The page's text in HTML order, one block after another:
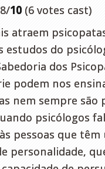
10 (6 votes cast)
atraem
estudos do
dos
podem nos
nem sempre são
psicólogos
pessoas que
personalidade,